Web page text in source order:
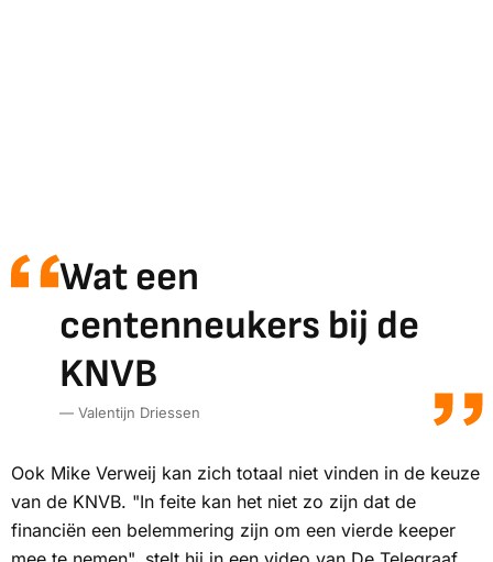
Wat een
centenneukers bij de
KNVB
— Valentijn Driessen
Ook Mike Verweij kan zich totaal niet vinden in de keuze
van de KNVB. "In feite kan het niet zo zijn dat de
financiën een belemmering zijn om een vierde keeper